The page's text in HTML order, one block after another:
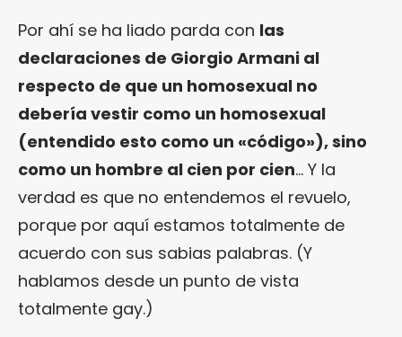
Por ahí se ha liado parda con las
declaraciones de Giorgio Armani al
respecto de que un homosexual no
debería vestir como un homosexual
(entendido esto como un «código»), sino
como un hombre al cien por cien… Y la
verdad es que no entendemos el revuelo,
porque por aquí estamos totalmente de
acuerdo con sus sabias palabras. (Y
hablamos desde un punto de vista
totalmente gay.)